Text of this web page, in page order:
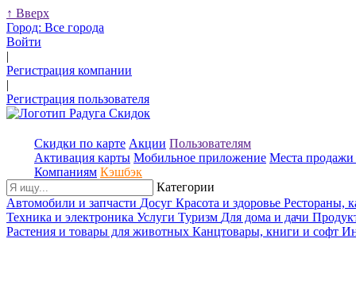
↑ Вверх
Город: Все города
Войти
|
Регистрация компании
|
Регистрация пользователя
Скидки по карте Акции Пользователям
Активация карты Мобильное приложение Места продажи
Компаниям Кэшбэк
Категории
Автомобили и запчасти Досуг Красота и здоровье Рестораны,
Техника и электроника Услуги Туризм Для дома и дачи
Растения и товары для животных Канцтовары, книги и софт